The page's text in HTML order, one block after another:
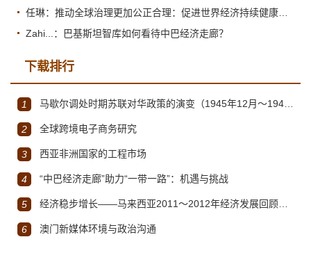
Zahi...：巴基斯坦智库如何看待中巴经济走廊？
下载排行
1 马歇尔调处时期苏联对华政策的演变（1945年12月～1947年1月）
2 全球跨境电子商务研究
3 西亚非洲国家的工程市场
4 “中巴经济走廊”助力“一带一路”：机遇与挑战
5 经济稳步增长——马来西亚2011～2012年经济发展回顾与展望
6 澳门新媒体环境与政治沟通